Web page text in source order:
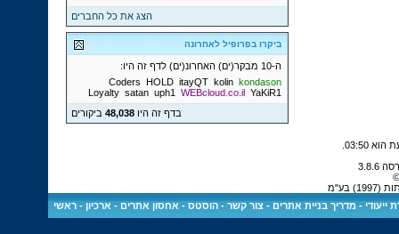
הצג את כל החברים
ביקרו בפרופיל לאחרונה
ה-10 מבקר(ים) האחרונ(ים) לדף זה היו:
Coders HOLD itayQT kolin kondason
Loyalty satan uph1 WEBcloud.co.il YaKiR1
בדף זה היו48,038 ביקורים
03:50
בע"מ
ייעודי -מדריך בניית אתרים -צור קשר -הוסטס - אחסון אתרים - ארכיון -ראשי